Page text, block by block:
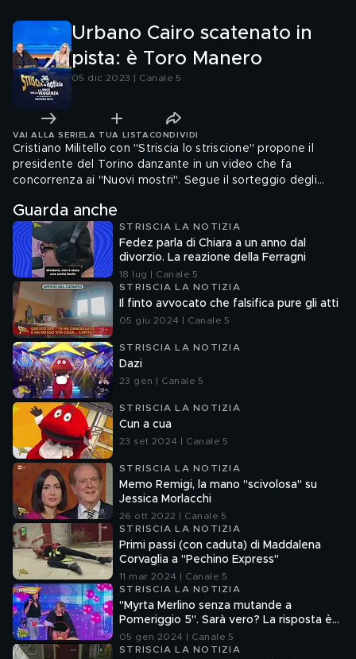
Urbano Cairo scatenato in
pista: è Toro Manero
05 dic 2023 | Canale 5
VAI ALLA SERIE LA TUA LISTA CONDIVIDI
Cristiano Militello con "Striscia lo striscione" propone il
presidente del Torino danzante in un video che fa
concorrenza ai "Nuovi mostri". Segue il sorteggio degli
Guarda anche
STRISCIA LA NOTIZIA
Fedez parla di Chiara a un anno dal
divorzio. La reazione della Ferragni
18 lug | Canale 5
STRISCIA LA NOTIZIA
Il finto avvocato che falsifica pure gli atti
05 giu 2024 | Canale 5
STRISCIA LA NOTIZIA
Dazi
23 gen | Canale 5
STRISCIA LA NOTIZIA
Cun a cua
23 set 2024 | Canale 5
STRISCIA LA NOTIZIA
Memo Remigi, la mano "scivolosa" su
Jessica Morlacchi
26 ott 2022 | Canale 5
STRISCIA LA NOTIZIA
Primi passi (con caduta) di Maddalena
Corvaglia a "Pechino Express"
11 mar 2024 | Canale 5
STRISCIA LA NOTIZIA
"Myrta Merlino senza mutande a
Pomeriggio 5". Sarà vero? La risposta è
nel fuorionda
05 gen 2024 | Canale 5
STRISCIA LA NOTIZIA